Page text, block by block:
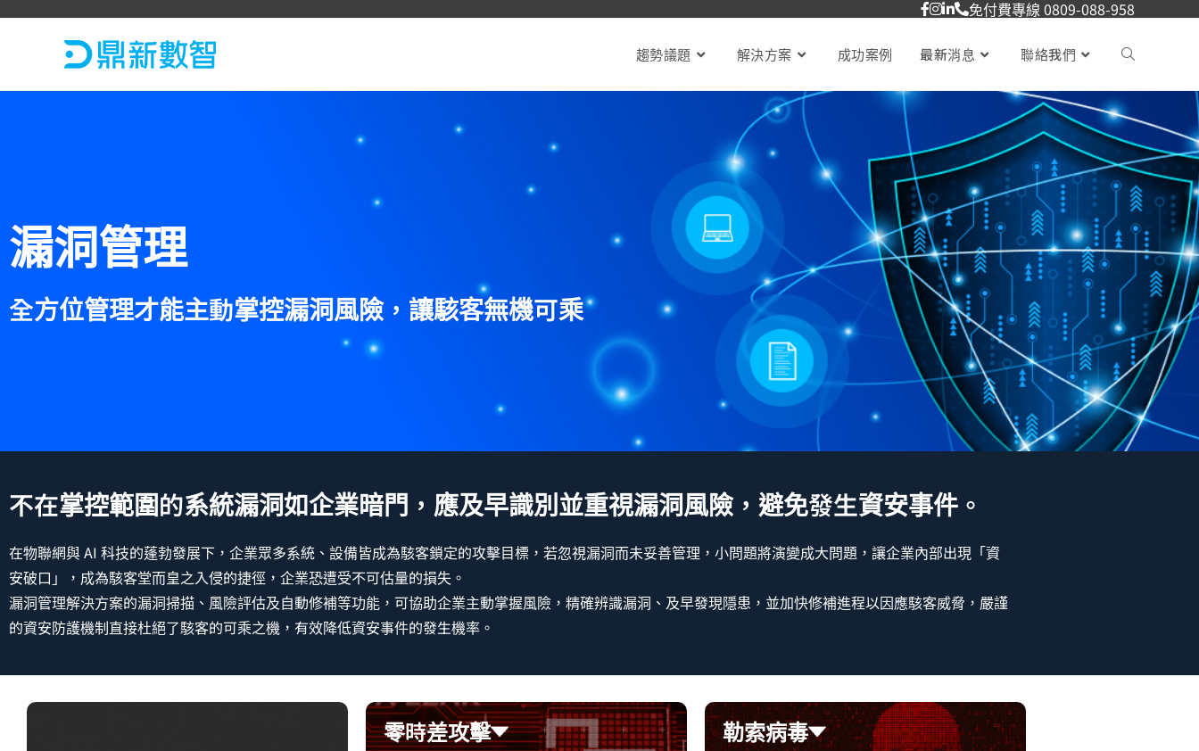
免付費專線 0809-088-958
趨勢議題 解決方案 成功案例 最新消息 聯絡我們
漏洞管理
全方位管理才能主動掌控漏洞風險，讓駭客無機可乘
不在掌控範圍的系統漏洞如企業暗門，應及早識別並重視漏洞風險，避免發生資安事件。
在物聯網與 AI 科技的蓬勃發展下，企業眾多系統、設備皆成為駭客鎖定的攻擊目標，若忽視漏洞而未妥善管理，小問題將演變成大問題，讓企業內部出現「資
安破口」，成為駭客堂而皇之入侵的捷徑，企業恐遭受不可估量的損失。
漏洞管理解決方案的漏洞掃描、風險評估及自動修補等功能，可協助企業主動掌握風險，精確辨識漏洞、及早發現隱患，並加快修補進程以因應駭客威脅，嚴謹
的資安防護機制直接杜絕了駭客的可乘之機，有效降低資安事件的發生機率。
零時差攻擊
零時差攻擊 勒索病毒
勒索病毒